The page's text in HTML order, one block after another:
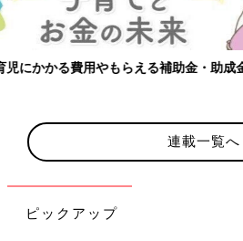
【ワクチン接種できるものも】妊婦の感
連載一覧へ
ピックアップ